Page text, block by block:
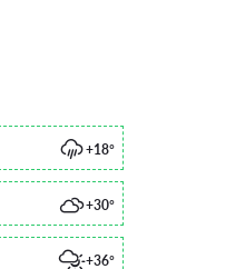
+18°
+30°
+36°